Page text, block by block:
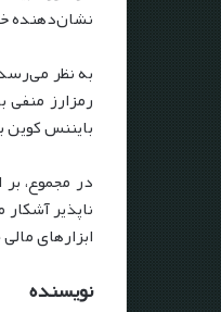
نشان‌دهنده
بایننس کوین
ناپذیر
ابزارهای
نویسنده